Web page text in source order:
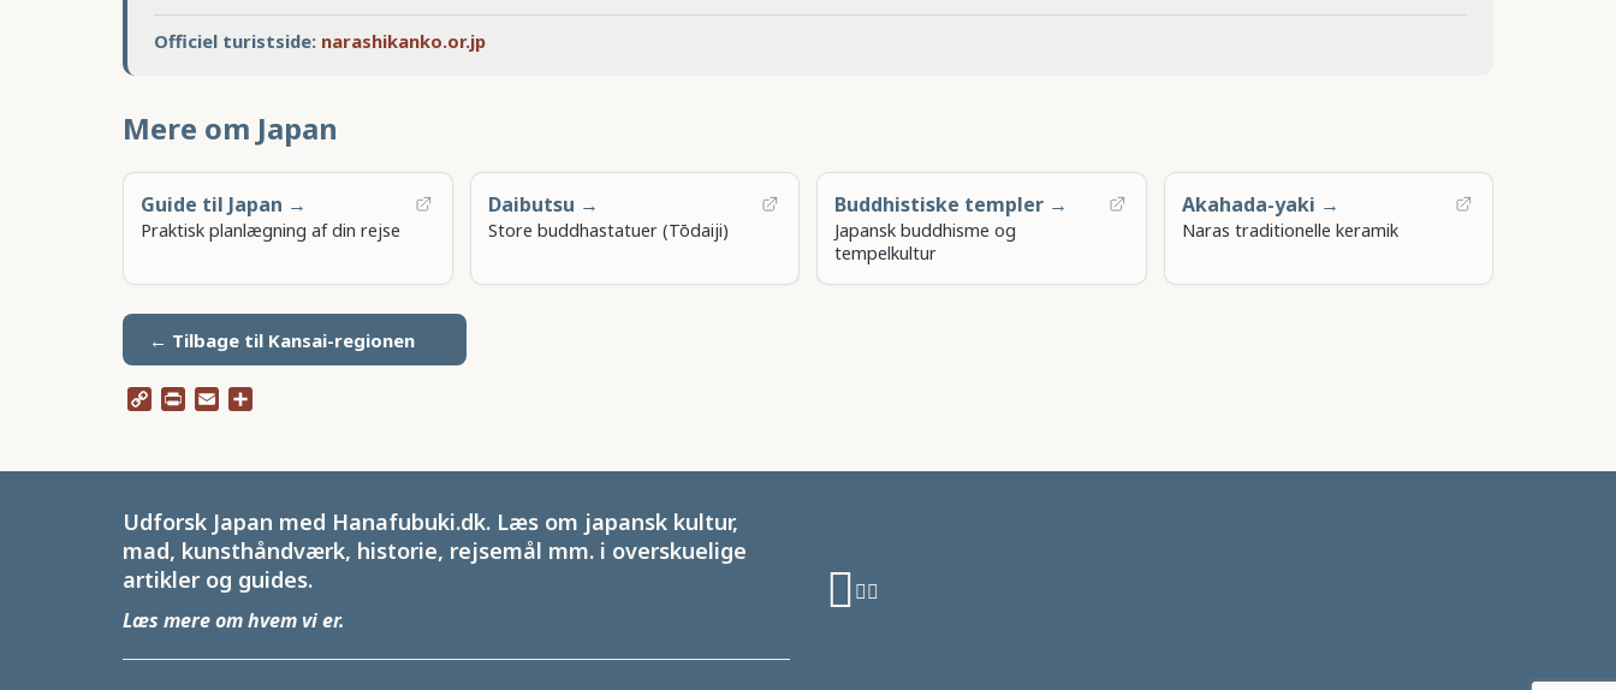
Officiel turistside: narashikanko.or.jp
Mere om Japan
Guide til Japan →
Praktisk planlægning af din rejse
Daibutsu →
Store buddhastatuer (Tōdaiji)
Buddhistiske templer →
Japansk buddhisme og
tempelkultur
Akahada-yaki →
Naras traditionelle keramik
← Tilbage til Kansai-regionen
CopyPrintEmail
Udforsk Japan med Hanafubuki.dk. Læs om japansk kultur,
mad, kunsthåndværk, historie, rejsemål mm. i overskuelige
artikler og guides.
Læs mere om hvem vi er.